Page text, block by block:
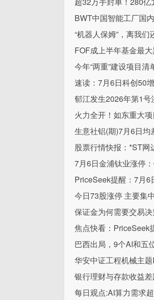
BWT中国智能工厂国
“机器人保姆”，离我们
FOF成上半年基金最
今年“两重”建设项目清
速读：7月6日科创50
郁江发生2026年第1
火力全开！如东重大
生意社铝(期)7月6日
股票行情快报：*ST网
7月6日金浦钛业涨停
PriceSeek提醒：7月
今日73股涨停 主要集
保证金为何需要交易决
焦点快看：PriceSeek
巴西出局，9个AI和五
华安中证工程机械主
银行理财与存款收益差
每日观点:AI算力需求